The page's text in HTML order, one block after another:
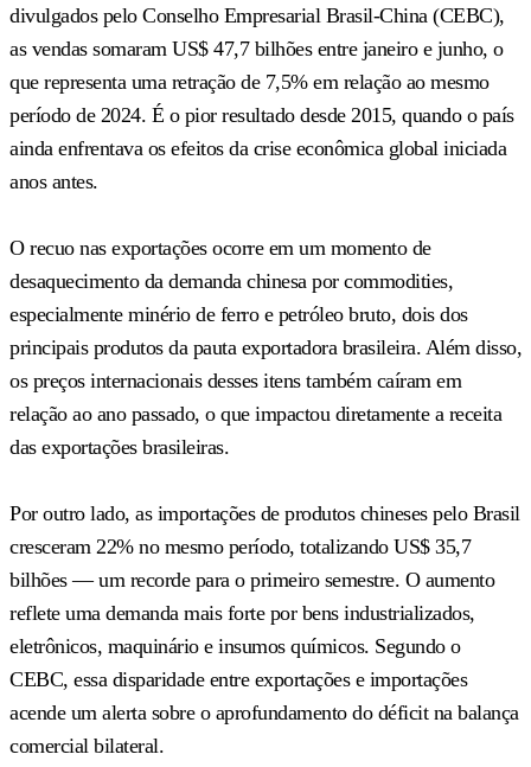
divulgados pelo Conselho Empresarial Brasil-China (CEBC),
as vendas somaram US$ 47,7 bilhões entre janeiro e junho, o
que representa uma retração de 7,5% em relação ao mesmo
período de 2024. É o pior resultado desde 2015, quando o país
ainda enfrentava os efeitos da crise econômica global iniciada
anos antes.
O recuo nas exportações ocorre em um momento de
desaquecimento da demanda chinesa por commodities,
especialmente minério de ferro e petróleo bruto, dois dos
principais produtos da pauta exportadora brasileira. Além disso,
os preços internacionais desses itens também caíram em
relação ao ano passado, o que impactou diretamente a receita
das exportações brasileiras.
Por outro lado, as importações de produtos chineses pelo Brasil
cresceram 22% no mesmo período, totalizando US$ 35,7
bilhões — um recorde para o primeiro semestre. O aumento
reflete uma demanda mais forte por bens industrializados,
eletrônicos, maquinário e insumos químicos. Segundo o
CEBC, essa disparidade entre exportações e importações
acende um alerta sobre o aprofundamento do déficit na balança
comercial bilateral.